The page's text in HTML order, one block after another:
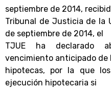
septiembre de 2014,
Tribunal de Justicia de la
de septiembre de 2014, el
TJUE ha declarado
vencimiento anticipado de
hipotecas, por la que
ejecución hipotecaria si